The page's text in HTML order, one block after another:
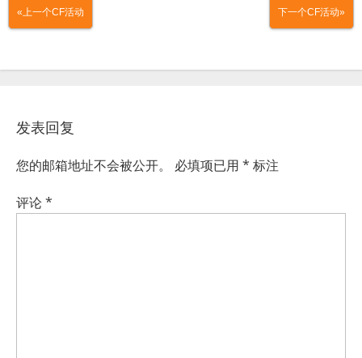
«上一个CF活动 下一个CF活动»
发表回复
您的邮箱地址不会被公开。 必填项已用 * 标注
评论*